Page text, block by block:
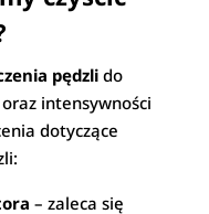
pędzlido
intensywności
dotyczące
– zaleca się